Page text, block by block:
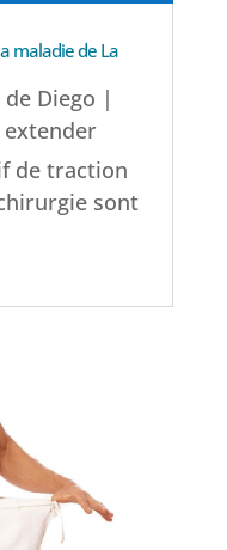
maladie de La
Diego |
extender
de traction
sont